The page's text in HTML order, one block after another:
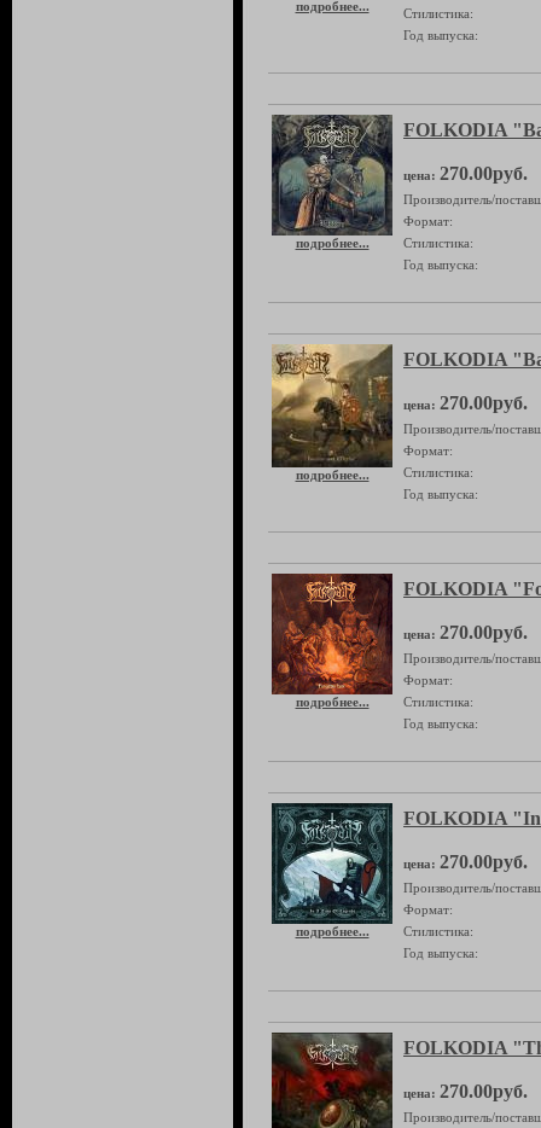
подробнее...
Стилистика:
Год выпуска:
подробнее...
FOLKODIA
цена: 270.00руб.
Производитель/
Формат:
Стилистика:
Год выпуска:
подробнее...
FOLKODIA
цена: 270.00руб.
Производитель/
Формат:
Стилистика:
Год выпуска:
подробнее...
FOLKODIA
цена: 270.00руб.
Производитель/
Формат:
Стилистика:
Год выпуска:
подробнее...
FOLKODIA "In
цена: 270.00руб.
Производитель/
Формат:
Стилистика:
Год выпуска:
FOLKODIA
цена: 270.00руб.
Производитель/